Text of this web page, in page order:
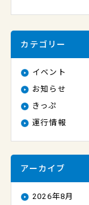
カテゴリー
イベント
お知らせ
きっぷ
運行情報
アーカイブ
2026年8月